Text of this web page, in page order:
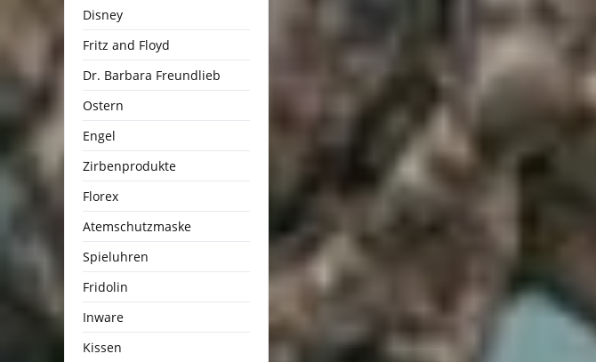
Disney
Fritz and Floyd
Dr. Barbara Freundlieb
Ostern
Engel
Zirbenprodukte
Florex
Atemschutzmaske
Spieluhren
Fridolin
Inware
Kissen